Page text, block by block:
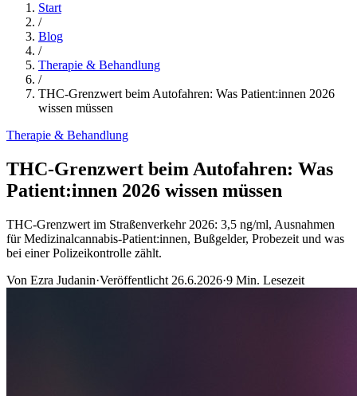
Start
/
Blog
/
Therapie & Behandlung
/
THC-Grenzwert beim Autofahren: Was Patient:innen 2026
wissen müssen
Therapie & Behandlung
THC-Grenzwert beim Autofahren: Was
Patient:innen 2026 wissen müssen
THC-Grenzwert im Straßenverkehr 2026: 3,5 ng/ml, Ausnahmen
für Medizinalcannabis-Patient:innen, Bußgelder, Probezeit und was
bei einer Polizeikontrolle zählt.
Von Ezra Judanin·Veröffentlicht 26.6.2026·9 Min. Lesezeit